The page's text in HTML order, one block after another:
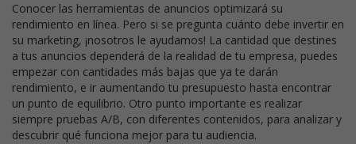
Conocer las herramientas de anuncios optimizará su
rendimiento en línea. Pero si se pregunta cuánto debe invertir en
su marketing, ¡nosotros le ayudamos! La cantidad que destines
a tus anuncios dependerá de la realidad de tu empresa, puedes
empezar con cantidades más bajas que ya te darán
rendimiento, e ir aumentando tu presupuesto hasta encontrar
un punto de equilibrio. Otro punto importante es realizar
siempre pruebas A/B, con diferentes contenidos, para analizar y
descubrir qué funciona mejor para tu audiencia.